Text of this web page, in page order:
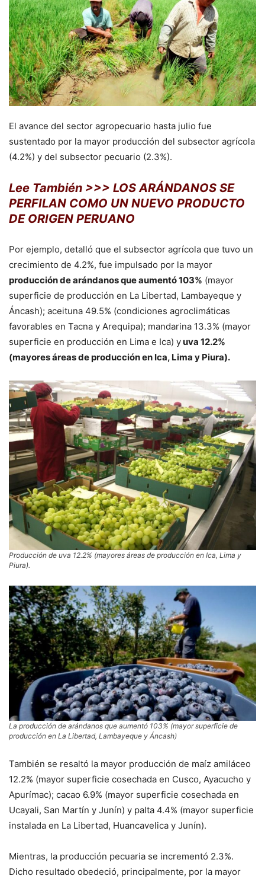
El avance del sector agropecuario hasta julio fue
sustentado por la mayor producción del subsector agrícola
(4.2%) y del subsector pecuario (2.3%).
Lee También >>> LOS ARÁNDANOS SE
PERFILAN COMO UN NUEVO PRODUCTO
DE ORIGEN PERUANO
Por ejemplo, detalló que el subsector agrícola que tuvo un
crecimiento de 4.2%, fue impulsado por la mayor
producción de arándanos que aumentó 103% (mayor
superficie de producción en La Libertad, Lambayeque y
Áncash); aceituna 49.5% (condiciones agroclimáticas
favorables en Tacna y Arequipa); mandarina 13.3% (mayor
superficie en producción en Lima e Ica) yuva 12.2%
(mayores áreas de producción en Ica, Lima y Piura).
Producción de uva 12.2% (mayores áreas de producción en Ica, Lima y
Piura).
La producción de arándanos que aumentó 103% (mayor superficie de
producción en La Libertad, Lambayeque y Áncash)
También se resaltó la mayor producción de maíz amiláceo
12.2% (mayor superficie cosechada en Cusco, Ayacucho y
Apurímac); cacao 6.9% (mayor superficie cosechada en
Ucayali, San Martín y Junín) y palta 4.4% (mayor superficie
instalada en La Libertad, Huancavelica y Junín).
Mientras, la producción pecuaria se incrementó 2.3%.
Dicho resultado obedeció, principalmente, por la mayor